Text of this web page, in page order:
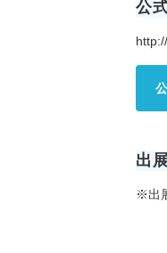
公
出
※出